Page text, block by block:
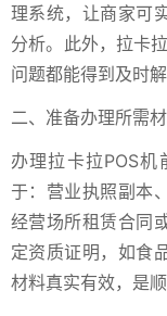
理系统，让商家可
分析。此外，拉卡
问题都能得到及时解
二、准备办理所需
办理拉卡拉POS
于：营业执照副本
经营场所租赁合同
定资质证明，如食
材料真实有效，是